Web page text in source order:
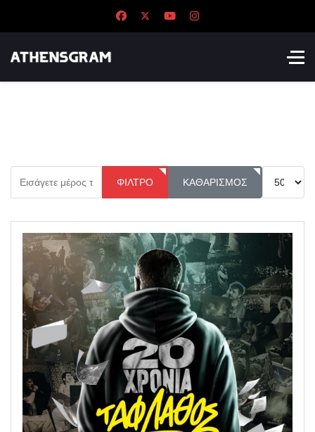
ΦΊΛΤΡΟ ΚΑΘΑΡΙΣΜΌΣ